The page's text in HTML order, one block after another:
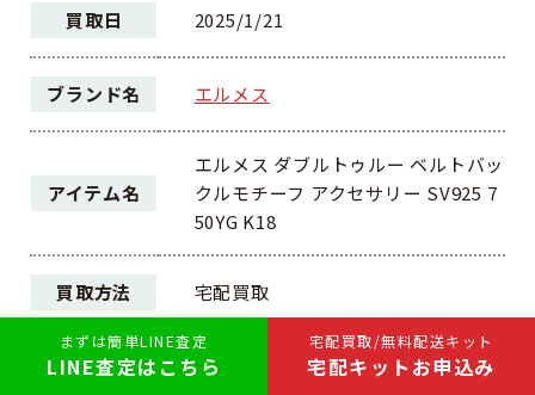
宅配買取/無料配送キット
宅配キットお申込み
まずは簡単LINE査定
LINE査定はこちら
買取日 2025/1/21
ブランド名 エルメス
アイテム名
エルメス ダブルトゥルー ベルトバッ
クルモチーフ アクセサリー SV925 7
50YG K18
買取方法 宅配買取
ランク AB